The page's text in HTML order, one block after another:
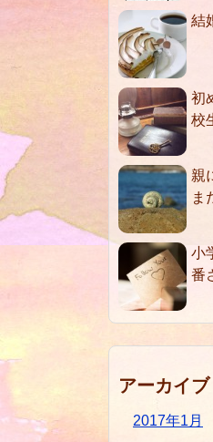
結
初
校
親
ま
小
番
アーカイブ
2017年1月